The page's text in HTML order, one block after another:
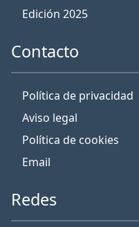
Edición 2025
Contacto
Política de privacidad
Aviso legal
Política de cookies
Email
Redes